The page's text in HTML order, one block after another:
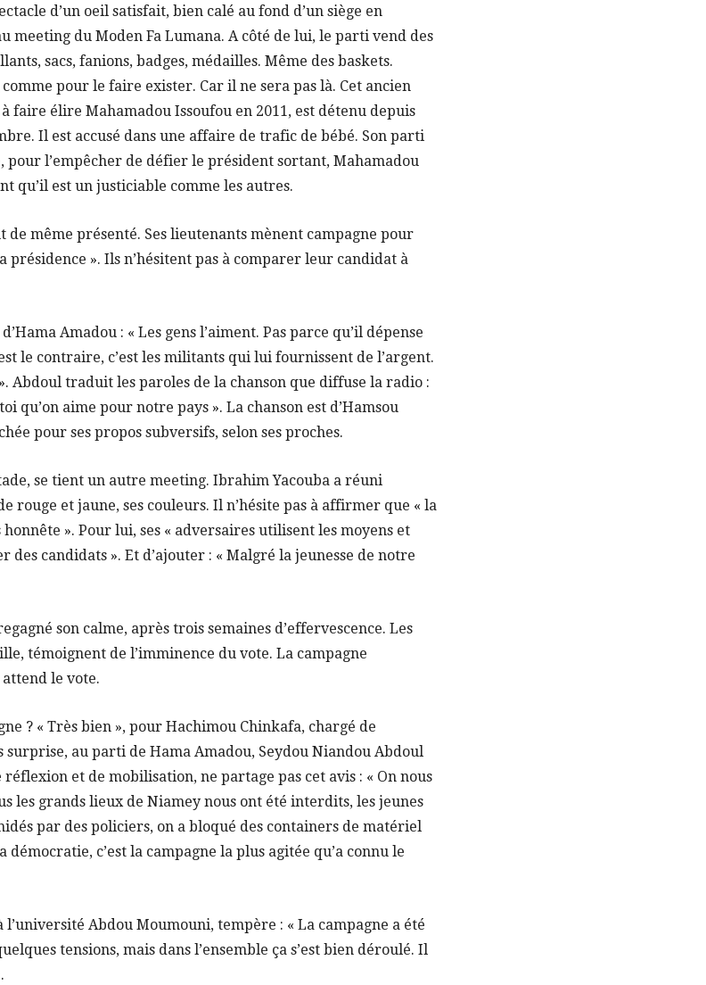
d’un oeil satisfait, bien calé au fond d’un siège en
meeting du Moden Fa Lumana. A côté de lui, le parti vend des
sacs, fanions, badges, médailles. Même des baskets.
pour le faire exister. Car il ne sera pas là. Cet ancien
élire Mahamadou Issoufou en 2011, est détenu depuis
Il est accusé dans une affaire de trafic de bébé. Son parti
l’empêcher de défier le président sortant, Mahamadou
qu’il est un justiciable comme les autres.
de même présenté. Ses lieutenants mènent campagne pour
présidence ». Ils n’hésitent pas à comparer leur candidat à
Amadou : « Les gens l’aiment. Pas parce qu’il dépense
le contraire, c’est les militants qui lui fournissent de l’argent.
Abdoul traduit les paroles de la chanson que diffuse la radio :
qu’on aime pour notre pays ». La chanson est d’Hamsou
pour ses propos subversifs, selon ses proches.
se tient un autre meeting. Ibrahim Yacouba a réuni
rouge et jaune, ses couleurs. Il n’hésite pas à affirmer que « la
». Pour lui, ses « adversaires utilisent les moyens et
des candidats ». Et d’ajouter : « Malgré la jeunesse de notre
son calme, après trois semaines d’effervescence. Les
témoignent de l’imminence du vote. La campagne
le vote.
? « Très bien », pour Hachimou Chinkafa, chargé de
au parti de Hama Amadou, Seydou Niandou Abdoul
et de mobilisation, ne partage pas cet avis : « On nous
les grands lieux de Niamey nous ont été interdits, les jeunes
par des policiers, on a bloqué des containers de matériel
démocratie, c’est la campagne la plus agitée qu’a connu le
Abdou Moumouni, tempère : « La campagne a été
tensions, mais dans l’ensemble ça s’est bien déroulé. Il